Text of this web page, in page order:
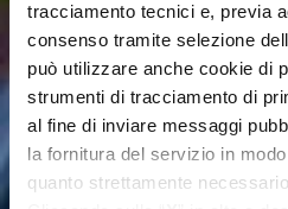
tracciamento tecnici e, previa
consenso tramite selezione
può utilizzare anche cookie di
strumenti di tracciamento di
al fine di inviare messaggi
la fornitura del servizio in
quanto strettamente